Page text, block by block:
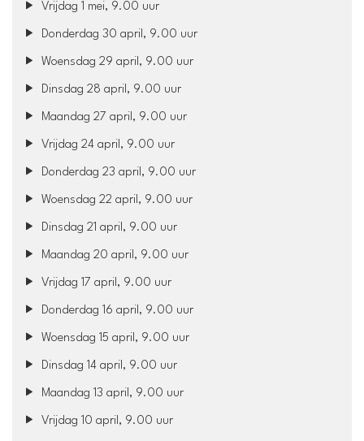
Vrijdag 1 mei, 9.00 uur
Donderdag 30 april, 9.00 uur
Woensdag 29 april, 9.00 uur
Dinsdag 28 april, 9.00 uur
Maandag 27 april, 9.00 uur
Vrijdag 24 april, 9.00 uur
Donderdag 23 april, 9.00 uur
Woensdag 22 april, 9.00 uur
Dinsdag 21 april, 9.00 uur
Maandag 20 april, 9.00 uur
Vrijdag 17 april, 9.00 uur
Donderdag 16 april, 9.00 uur
Woensdag 15 april, 9.00 uur
Dinsdag 14 april, 9.00 uur
Maandag 13 april, 9.00 uur
Vrijdag 10 april, 9.00 uur